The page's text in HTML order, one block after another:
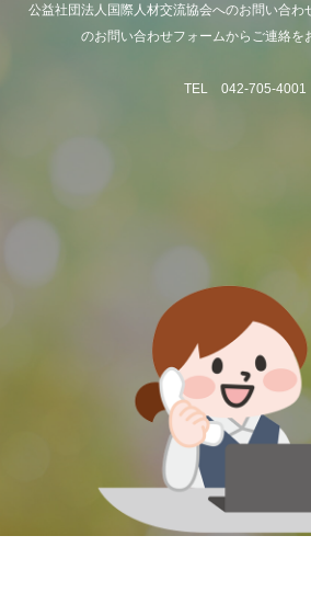
公益社団法人国際人材交流協会へのお問い合わ
のお問い合わせフォームからご連絡を
TEL 042-705-4001